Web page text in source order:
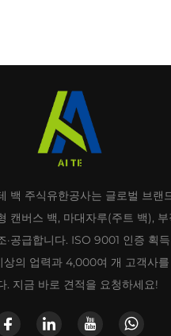
백 주식유한공사는 글로벌 브랜
캔버스 백, 마대자루(주트 백), 부
·공급합니다. ISO 9001 인증 획
상의 업력과 4,000여 개 고객사
. 지금 바로 견적을 요청하세요!